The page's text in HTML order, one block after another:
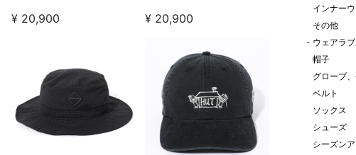
¥ 20,900
¥ 20,900
インナー
その他
- ウェアラ
帽子
グローブ
ベルト
ソックス
シューズ
シーズン